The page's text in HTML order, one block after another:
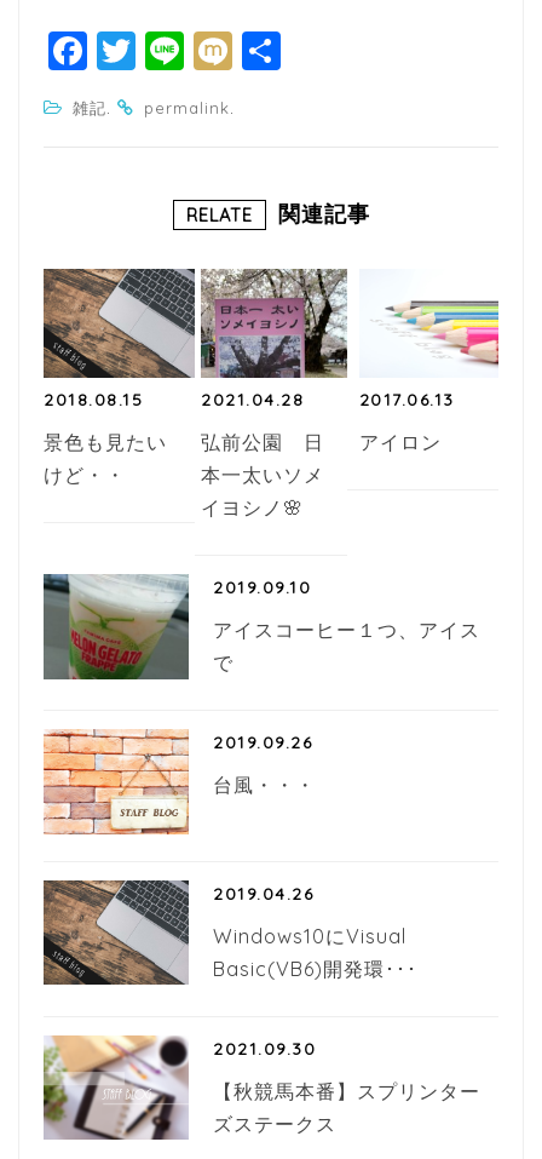
F
a
c
o
k
T
itt
Li
n
e
M
雑記. permalink.
RELATE 関連記事
2018.08.15
景色も見たい
けど・・
2021.04.28
弘前公園 日
本一太いソメ
イヨシノ🌸
2017.06.13
アイロン
2019.09.10
アイスコーヒー１つ、アイス
で
2019.09.26
台風・・・
2019.04.26
Windows10にVisual
Basic(VB6)開発環･･･
2021.09.30
【秋競馬本番】スプリンター
ズステークス